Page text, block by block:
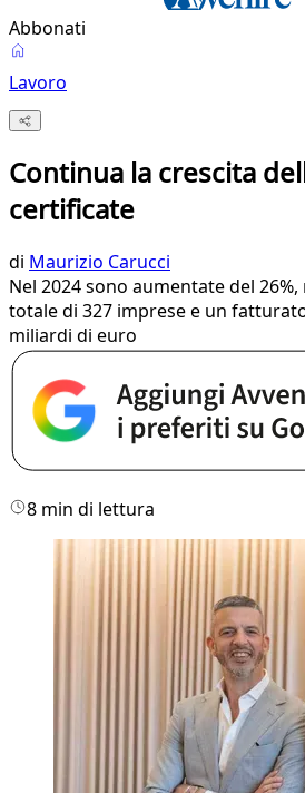
Abbonati
Lavoro
Continua la crescita
certificate
di Maurizio Carucci
Nel 2024 sono aumentate del
totale di 327 imprese e un
miliardi di euro
8 min di lettura